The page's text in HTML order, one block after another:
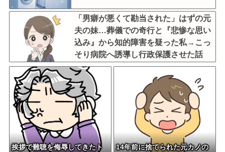
「男癖が悪くて勘当された」はずの元
夫の妹…葬儀での奇行と『悲惨な思い
込み』から知的障害を疑った私→こっ
そり病院へ誘導し行政保護させた話
挨拶で難聴を侮辱してきたト
14年前に捨てられた元カノの